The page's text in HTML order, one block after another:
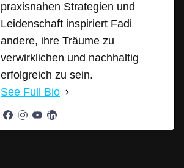
praxisnahen Strategien und
Leidenschaft inspiriert Fadi
andere, ihre Träume zu
verwirklichen und nachhaltig
erfolgreich zu sein.
See Full Bio